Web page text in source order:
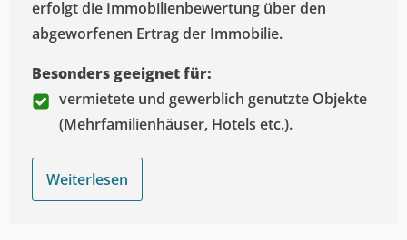
erfolgt die Immobilienbewertung über den
abgeworfenen Ertrag der Immobilie.
Besonders geeignet für:
vermietete und gewerblich genutzte Objekte
(Mehrfamilienhäuser, Hotels etc.).
Weiterlesen